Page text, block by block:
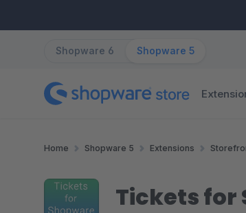
Shopware 6 Shopware 5
Home Shopware 5 Extensions
Tickets for